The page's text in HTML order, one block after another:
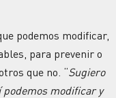
podemos modificar,
para prevenir o
que no. “Sugiero
modificar y